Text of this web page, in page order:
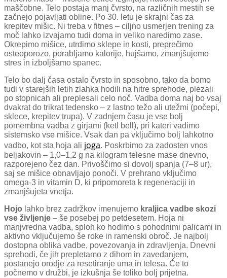
maščobne. Telo postaja manj čvrsto, na različnih mestih se
začnejo pojavljati obline. Po 30. letu je skrajni čas za
krepitev mišic. Ni treba v fitnes – ciljno usmerjen trening za
moč lahko izvajamo tudi doma in veliko naredimo zase.
Okrepimo mišice, utrdimo sklepe in kosti, preprečimo
osteoporozo, porabljamo kalorije, hujšamo, zmanjšujemo
stres in izboljšamo spanec.
Telo bo dalj časa ostalo čvrsto in sposobno, tako da bomo
tudi v starejših letih zlahka hodili na hitre sprehode, plezali
po stopnicah ali preplesali celo noč. Vadba doma naj bo vsaj
dvakrat do trikrat tedensko – z lastno težo ali utežmi (počepi,
sklece, krepitev trupa). V zadnjem času je vse bolj
pomembna vadba z girjami (ketl bell), pri kateri vadimo
sistemsko vse mišice. Vsak dan pa vključimo bolj lahkotno
vadbo, kot sta hoja ali joga. Poskrbimo za zadosten vnos
beljakovin – 1,0–1,2 g na kilogram telesne mase dnevno,
razporejeno čez dan. Privoščimo si dovolj spanja (7–8 ur),
saj se mišice obnavljajo ponoči. V prehrano vključimo
omega-3 in vitamin D, ki pripomoreta k regeneraciji in
zmanjšujeta vnetja.
Hojo lahko brez zadržkov imenujemo kraljica vadbe skozi
vse življenje – še posebej po petdesetem. Hoja ni
manjvredna vadba, sploh ko hodimo s pohodnimi palicami in
aktivno vključujemo še roke in ramenski obroč. Je najbolj
dostopna oblika vadbe, povezovanja in zdravljenja. Dnevni
sprehodi, če jih prepletamo z dihom in zavedanjem,
postanejo orodje za resetiranje uma in telesa. Če to
počnemo v družbi, je izkušnja še toliko bolj prijetna.